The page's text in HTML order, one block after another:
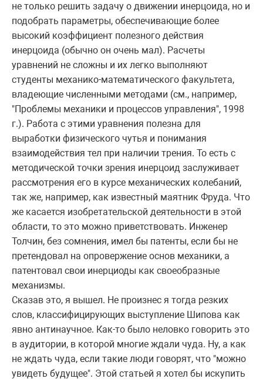
не только решить задачу о движении инерцоида, но и
подобрать параметры, обеспечивающие более
высокий коэффициент полезного действия
инерцоида (обычно он очень мал). Расчеты
уравнений не сложны и их легко выполняют
студенты механико-математического факультета,
владеющие численными методами (см., например,
"Проблемы механики и процессов управления", 1998
г.). Работа с этими уравнения полезна для
выработки физического чутья и понимания
взаимодействия тел при наличии трения. То есть с
методической точки зрения инерцоид заслуживает
рассмотрения его в курсе механических колебаний,
так же, например, как известный маятник Фруда. Что
же касается изобретательской деятельности в этой
области, то это можно приветствовать. Инженер
Толчин, без сомнения, имел бы патенты, если бы не
претендовал на опровержение основ механики, а
патентовал свои инерциоды как своеобразные
механизмы.
Сказав это, я вышел. Не произнес я тогда резких
слов, классифицирующих выступление Шипова как
явно антинаучное. Как-то было неловко говорить это
в аудитории, в которой многие ждали чуда. Ну, а как
не ждать чуда, если такие люди говорят, что "можно
увидеть будущее". Этой статьей я хотел бы искупить